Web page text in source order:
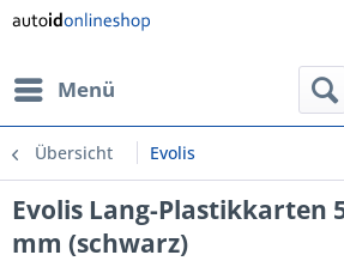
Menü
Übersicht Evolis
Evolis Lang-Plastikkarten
mm (schwarz)